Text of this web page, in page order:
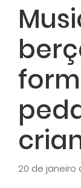
20 de janeiro